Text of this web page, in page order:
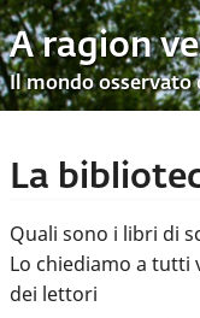
A ragion
Il mondo osservato
La
Quali sono i libri di
Lo chiediamo a tutti
dei lettori